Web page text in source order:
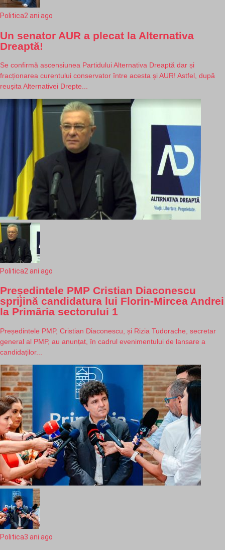
Politica2 ani ago
Un senator AUR a plecat la Alternativa
Dreaptă!
Se confirmă ascensiunea Partidului Alternativa Dreaptă dar și
fracționarea curentului conservator între acesta și AUR! Astfel, după
reușita Alternativei Drepte...
Politica2 ani ago
Președintele PMP Cristian Diaconescu
sprijină candidatura lui Florin-Mircea Andrei
la Primăria sectorului 1
Președintele PMP, Cristian Diaconescu, și Rizia Tudorache, secretar
general al PMP, au anunțat, în cadrul evenimentului de lansare a
candidaților...
Politica3 ani ago